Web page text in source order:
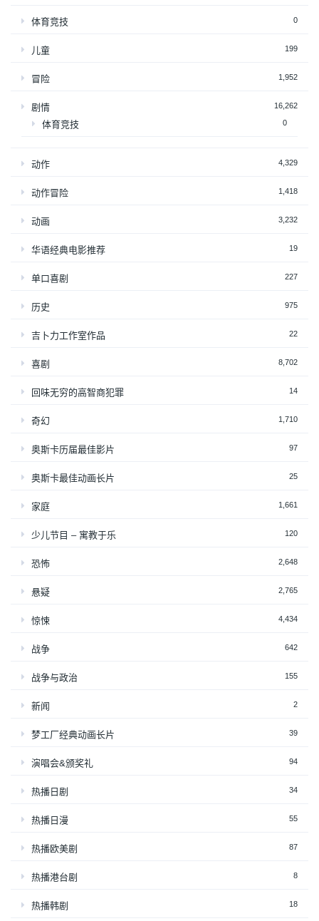
体育竞技 0
儿童 199
冒险 1,952
剧情 16,262
体育竞技 0
动作 4,329
动作冒险 1,418
动画 3,232
华语经典电影推荐 19
单口喜剧 227
历史 975
吉卜力工作室作品 22
喜剧 8,702
回味无穷的高智商犯罪 14
奇幻 1,710
奥斯卡历届最佳影片 97
奥斯卡最佳动画长片 25
家庭 1,661
少儿节目 – 寓教于乐 120
恐怖 2,648
悬疑 2,765
惊悚 4,434
战争 642
战争与政治 155
新闻 2
梦工厂经典动画长片 39
演唱会&颁奖礼 94
热播日剧 34
热播日漫 55
热播欧美剧 87
热播港台剧 8
热播韩剧 18